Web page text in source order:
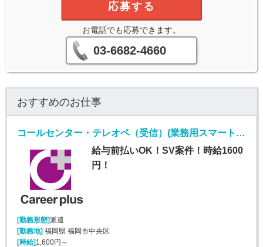
応募する
お電話でも応募できます。
03-6682-4660
おすすめのお仕事
コールセンター・テレオペ（受信）(業務用スマートフォンに関する紛失等問い合わせ窓口)
給与前払いOK！SV案件！時給1600
円！
[勤務形態]派遣
[勤務地] 福岡県 福岡市中央区
[時給] 1,600円～